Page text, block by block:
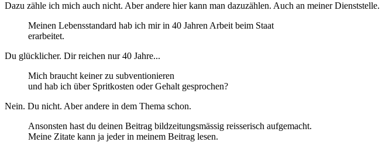
Dazu zähle ich mich auch nicht. Aber andere hier kann man dazuzählen. Auch an meiner Dienststelle.
Meinen Lebensstandard hab ich mir in 40 Jahren Arbeit beim Staat
erarbeitet.
Du glücklicher. Dir reichen nur 40 Jahre...
Mich braucht keiner zu subventionieren
und hab ich über Spritkosten oder Gehalt gesprochen?
Nein. Du nicht. Aber andere in dem Thema schon.
Ansonsten hast du deinen Beitrag bildzeitungsmässig reisserisch aufgemacht.
Meine Zitate kann ja jeder in meinem Beitrag lesen.